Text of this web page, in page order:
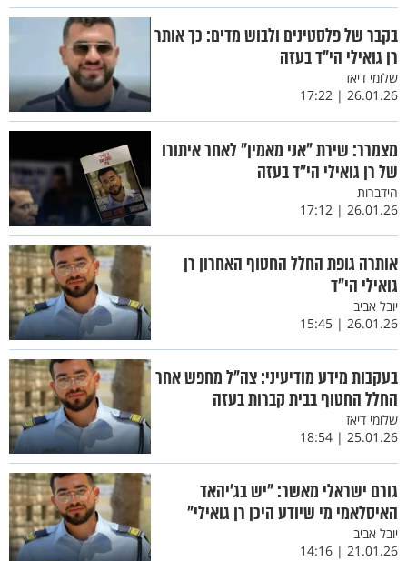
בקבר של פלסטינים ולבוש מדים: כך אותר
רן גואילי הי"ד בעזה
שלומי דיאז
26.01.26 | 17:22
מצמרר: שירת "אני מאמין" לאחר איתורו
של רן גואילי הי"ד בעזה
הידברות
26.01.26 | 17:12
אותרה גופת החלל החטוף האחרון רן
גואילי הי״ד
יובל אביב
26.01.26 | 15:45
בעקבות מידע מודיעיני: צה"ל מחפש אחר
החלל החטוף בבית קברות בעזה
שלומי דיאז
25.01.26 | 18:54
גורם ישראלי מאשר: ״יש בג'יהאד
האיסלאמי מי שיודע היכן רן גואילי״
יובל אביב
21.01.26 | 14:16